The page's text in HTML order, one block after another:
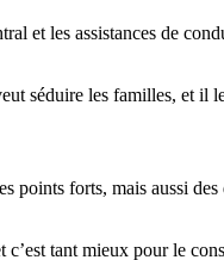
et les assistances de
séduire les familles, et il
points forts, mais aussi
tant mieux pour le